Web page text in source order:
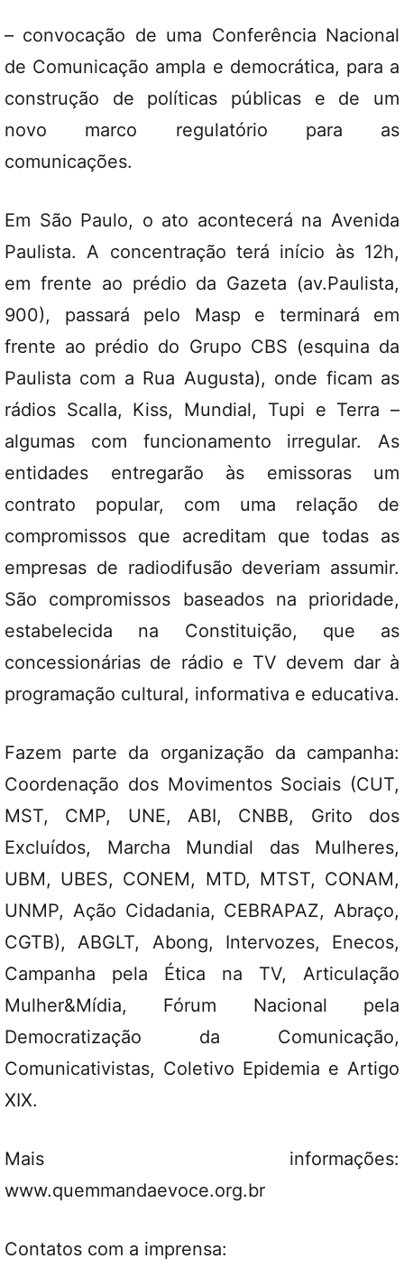
– convocação de uma Conferência Nacional
de Comunicação ampla e democrática, para a
construção de políticas públicas e de um
novo marco regulatório para as
comunicações.
Em São Paulo, o ato acontecerá na Avenida
Paulista. A concentração terá início às 12h,
em frente ao prédio da Gazeta (av.Paulista,
900), passará pelo Masp e terminará em
frente ao prédio do Grupo CBS (esquina da
Paulista com a Rua Augusta), onde ficam as
rádios Scalla, Kiss, Mundial, Tupi e Terra –
algumas com funcionamento irregular. As
entidades entregarão às emissoras um
contrato popular, com uma relação de
compromissos que acreditam que todas as
empresas de radiodifusão deveriam assumir.
São compromissos baseados na prioridade,
estabelecida na Constituição, que as
concessionárias de rádio e TV devem dar à
programação cultural, informativa e educativa.
Fazem parte da organização da campanha:
Coordenação dos Movimentos Sociais (CUT,
MST, CMP, UNE, ABI, CNBB, Grito dos
Excluídos, Marcha Mundial das Mulheres,
UBM, UBES, CONEM, MTD, MTST, CONAM,
UNMP, Ação Cidadania, CEBRAPAZ, Abraço,
CGTB), ABGLT, Abong, Intervozes, Enecos,
Campanha pela Ética na TV, Articulação
Mulher&Mídia, Fórum Nacional pela
Democratização da Comunicação,
Comunicativistas, Coletivo Epidemia e Artigo
XIX.
Mais informações:
www.quemmandaevoce.org.br
Contatos com a imprensa: